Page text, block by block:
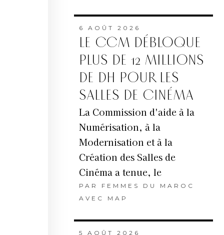
6 AOÛT 2026
LE CCM DÉBLOQUE
PLUS DE 12 MILLIONS
DE DH POUR LES
SALLES DE CINÉMA
La Commission d'aide à la
Numérisation, à la
Modernisation et à la
Création des Salles de
Cinéma a tenue, le
PAR FEMMES DU MAROC
AVEC MAP
5 AOÛT 2026